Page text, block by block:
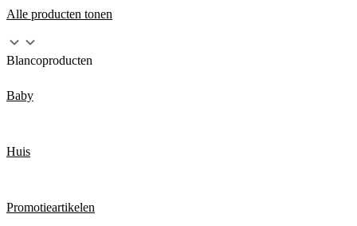
Alle producten tonen
Blancoproducten
Baby
Huis
Promotieartikelen